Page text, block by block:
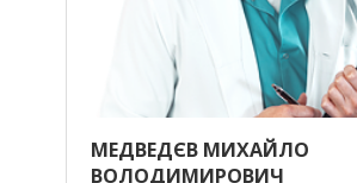
МЕДВЕДЄВ МИХАЙЛО
ВОЛОДИМИРОВИЧ